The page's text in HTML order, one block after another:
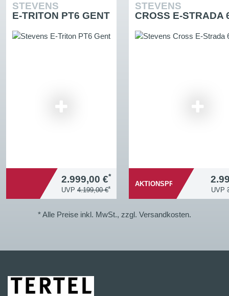
STEVENS
E-TRITON PT6 GENT
2.999,00 €*
UVP 4.199,00 €*
STEVENS
CROSS E-STRADA
AKTIONSPREIS
UVP
* Alle Preise inkl. MwSt., zzgl. Versandkosten.